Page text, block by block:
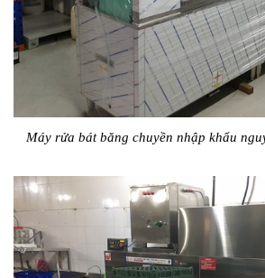
Máy rửa bát băng chuyền nhập khẩu